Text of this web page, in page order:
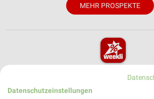
MEHR PROSPEKTE
weekli - Prospekte &
Alle NKD Angebote immer griffbereit –
Datenschutzeinstellungen